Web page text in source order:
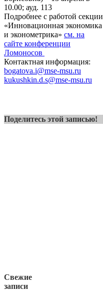
10.00; ауд. 113
Подробнее с работой секции
«Инновационная экономика
и эконометрика» см. на
сайте конференции
Ломоносов
Контактная информация:
bogatova.i@mse-msu.ru
kukushkin.d.s@mse-msu.ru
Поделитесь этой записью!
Свежие
записи